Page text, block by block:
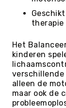
Ball
therapie
Het
kinderen
alleen de
maar ook de